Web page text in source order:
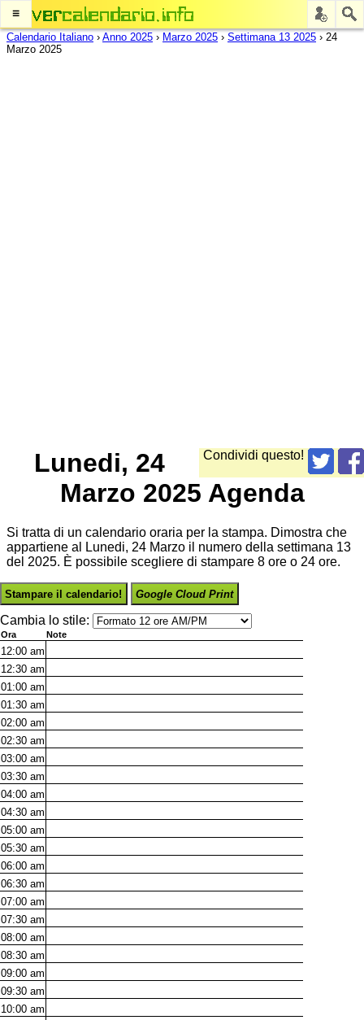
≡
Calendario Italiano › Anno 2025 › Marzo 2025 › Settimana 13 2025 › 24
Marzo 2025
Condividi questo!
Lunedi, 24
Marzo 2025 Agenda
Si tratta di un calendario oraria per la stampa. Dimostra che
appartiene al Lunedi, 24 Marzo il numero della settimana 13
del 2025. È possibile scegliere di stampare 8 ore o 24 ore.
Stampare il calendario! Google Cloud Print
Cambia lo stile:
Ora Note
12:00 am
12:30 am
01:00 am
01:30 am
02:00 am
02:30 am
03:00 am
03:30 am
04:00 am
04:30 am
05:00 am
05:30 am
06:00 am
06:30 am
07:00 am
07:30 am
08:00 am
08:30 am
09:00 am
09:30 am
10:00 am